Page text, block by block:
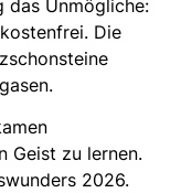
das Unmögliche:
Die
Geist zu lernen.
2026.